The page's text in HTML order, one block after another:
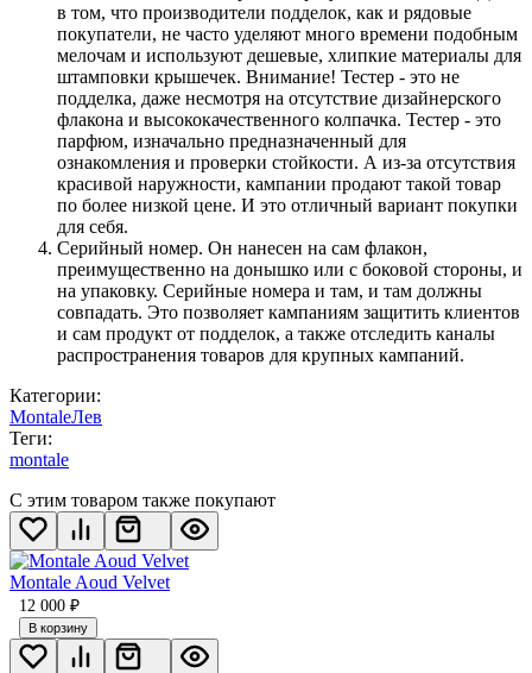
в том, что производители подделок, как и рядовые
покупатели, не часто уделяют много времени подобным
мелочам и используют дешевые, хлипкие материалы для
штамповки крышечек. Внимание! Тестер - это не
подделка, даже несмотря на отсутствие дизайнерского
флакона и высококачественного колпачка. Тестер - это
парфюм, изначально предназначенный для
ознакомления и проверки стойкости. А из-за отсутствия
красивой наружности, кампании продают такой товар
по более низкой цене. И это отличный вариант покупки
для себя.
Серийный номер. Он нанесен на сам флакон,
преимущественно на донышко или с боковой стороны, и
на упаковку. Серийные номера и там, и там должны
совпадать. Это позволяет кампаниям защитить клиентов
и сам продукт от подделок, а также отследить каналы
распространения товаров для крупных кампаний.
Категории:
MontaleЛев
Теги:
montale
С этим товаром также покупают
Montale Aoud Velvet
12 000 ₽
В корзину